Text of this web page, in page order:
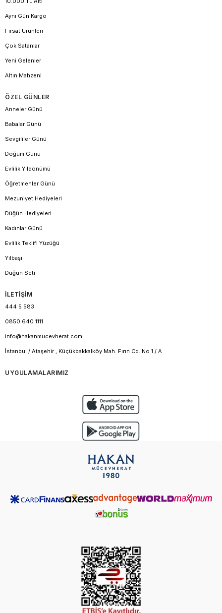
Aynı Gün Kargo
Fırsat Ürünleri
Çok Satanlar
Yeni Gelenler
Altın Mahzeni
ÖZEL GÜNLER
Anneler Günü
Babalar Günü
Sevgililer Günü
Doğum Günü
Evlilik Yıldönümü
Öğretmenler Günü
Mezuniyet Hediyeleri
Düğün Hediyeleri
Kadınlar Günü
Evlilik Teklifi Yüzüğü
Yılbaşı
Düğün Seti
İLETİŞİM
444 5 583
0850 640 1111
info@hakanmucevherat.com
İstanbul / Ataşehir , Küçükbakkalköy Mah. Fırın Cd. No 1 / A
UYGULAMALARIMIZ